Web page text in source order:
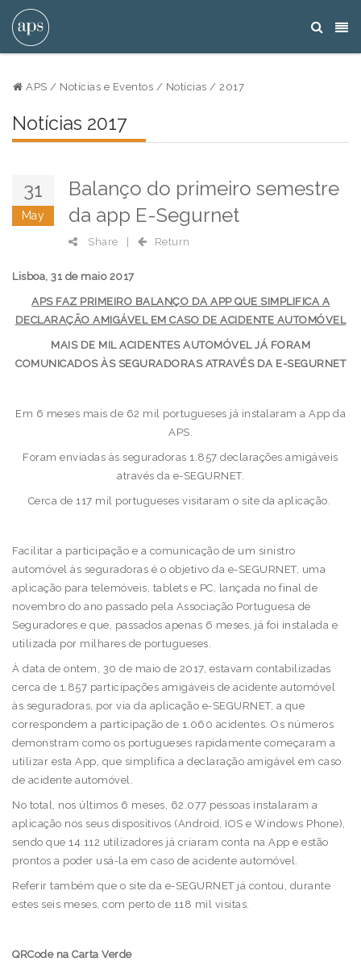
Notícias 2017
APS / Notícias e Eventos / Notícias / 2017
31
May
Balanço do primeiro semestre
da app E-Segurnet
Share | Return
Lisboa, 31 de maio 2017
APS FAZ PRIMEIRO BALANÇO DA APP QUE SIMPLIFICA A
DECLARAÇÃO AMIGÁVEL EM CASO DE ACIDENTE AUTOMÓVEL
MAIS DE MIL ACIDENTES AUTOMÓVEL JÁ FORAM
COMUNICADOS ÀS SEGURADORAS ATRAVÉS DA E-SEGURNET
Em 6 meses mais de 62 mil portugueses já instalaram a App da
APS.
Foram enviadas às seguradoras 1.857 declarações amigáveis
através da e-SEGURNET.
Cerca de 117 mil portugueses visitaram o site da aplicação.
Facilitar a participação e a comunicação de um sinistro
automóvel às seguradoras é o objetivo da e-SEGURNET, uma
aplicação para telemóveis, tablets e PC, lançada no final de
novembro do ano passado pela Associação Portuguesa de
Seguradores e que, passados apenas 6 meses, já foi instalada e
utilizada por milhares de portugueses.
À data de ontem, 30 de maio de 2017, estavam contabilizadas
cerca de 1.857 participações amigáveis de acidente automóvel
às seguradoras, por via da aplicação e-SEGURNET, a que
correspondem a participação de 1.060 acidentes. Os números
demonstram como os portugueses rapidamente começaram a
utilizar esta App, que simplifica a declaração amigável em caso
de acidente automóvel.
No total, nos últimos 6 meses, 62.077 pessoas instalaram a
aplicação nos seus dispositivos (Android, IOS e Windows Phone),
sendo que 14.112 utilizadores já criaram conta na App e estão
prontos a poder usá-la em caso de acidente automóvel.
Referir também que o site da e-SEGURNET já contou, durante
estes seis meses, com perto de 118 mil visitas.
QRCode na Carta Verde